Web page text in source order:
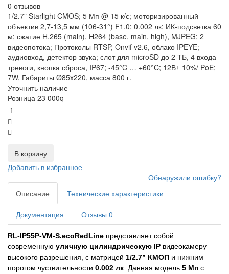
0 отзывов
1/2.7" Starlight CMOS; 5 Мп @ 15 к/с; моторизированный
объектив 2,7-13,5 мм (106-31°) F1.0; 0.002 лк; ИК-подсветка 60
м; сжатие H.265 (main), H264 (base, main, high), MJPEG; 2
видеопотока; Протоколы RTSP, Onvif v2.6, облако IPEYE;
аудиовход, детектор звука; слот для microSD до 2 ТБ, 4 входа
тревоги, кнопка сброса, IP67; -45°C … +60°C; 12В± 10%/ PoE;
7W, Габариты Ø85x220, масса 800 г.
Уточнить наличие
Розница 23 000q
В корзину
Добавить в избранное
Обнаружили ошибку?
Описание
Технические характеристики
Документация Отзывы 0
RL-IP55P-VM-S.ecoRedLine представляет собой
современную уличную цилиндрическую IP видеокамеру
высокого разрешения, с матрицей 1/2.7”​ КМОП и нижним
порогом чуствительности 0.002 лк. Данная модель 5 Мп с